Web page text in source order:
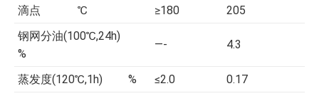
滴点 ℃
≥180
205
钢网分油(100℃,24h)
%
—- 4.3
蒸发度(120℃,1h) % ≤2.0 0.17